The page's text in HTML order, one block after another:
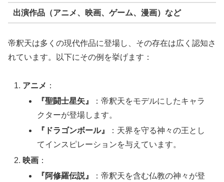
出演作品（アニメ、映画、ゲーム、漫画）など
帝釈天は多くの現代作品に登場し、その存在は広く認知さ
れています。以下にその例を挙げます：
アニメ ：
『聖闘士星矢』
：帝釈天をモデルにしたキャラ
クターが登場します。
『ドラゴンボール』
：天界を守る神々の王とし
てインスピレーションを与えています。
映画 ：
『阿修羅伝説』
：帝釈天を含む仏教の神々が登